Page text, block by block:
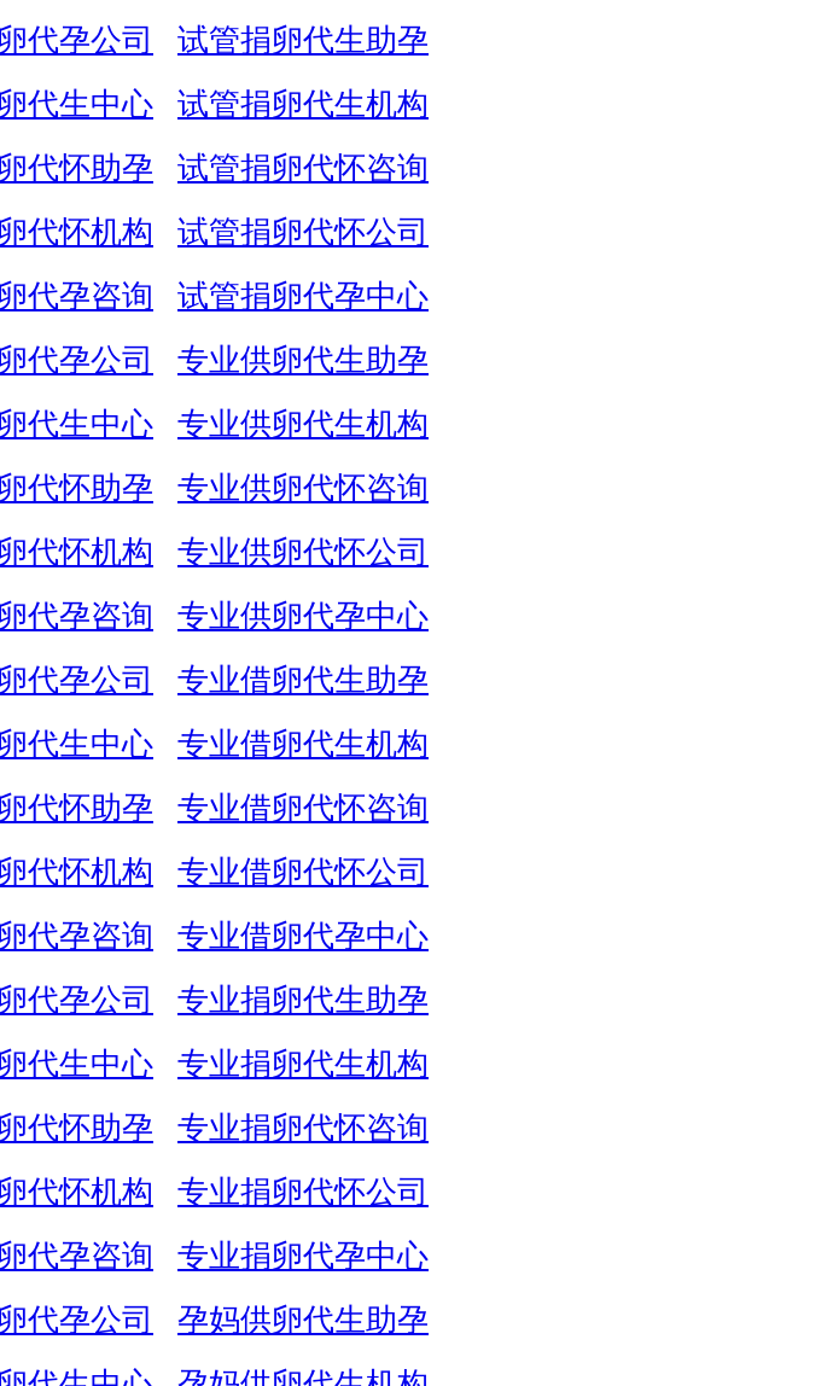
代孕公司
试管捐卵代生助孕
代生中心
试管捐卵代生机构
代怀助孕
试管捐卵代怀咨询
代怀机构
试管捐卵代怀公司
代孕咨询
试管捐卵代孕中心
代孕公司
专业供卵代生助孕
代生中心
专业供卵代生机构
代怀助孕
专业供卵代怀咨询
代怀机构
专业供卵代怀公司
代孕咨询
专业供卵代孕中心
代孕公司
专业借卵代生助孕
代生中心
专业借卵代生机构
代怀助孕
专业借卵代怀咨询
代怀机构
专业借卵代怀公司
代孕咨询
专业借卵代孕中心
代孕公司
专业捐卵代生助孕
代生中心
专业捐卵代生机构
代怀助孕
专业捐卵代怀咨询
代怀机构
专业捐卵代怀公司
代孕咨询
专业捐卵代孕中心
代孕公司
孕妈供卵代生助孕